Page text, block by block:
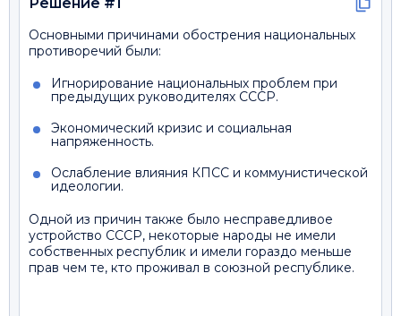
Основными причинами обострения национальных
противоречий были:
Игнорирование национальных проблем при
предыдущих руководителях СССР.
Экономический кризис и социальная
напряженность.
Ослабление влияния КПСС и коммунистической
идеологии.
Одной из причин также было несправедливое
устройство СССР, некоторые народы не имели
собственных республик и имели гораздо меньше
прав чем те, кто проживал в союзной республике.